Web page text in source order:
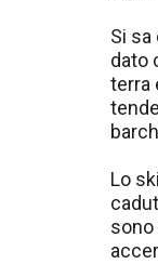
Si
dato
terra
Lo
sono